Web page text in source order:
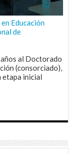
Educación
de
al Doctorado
(consorciado),
etapa inicial